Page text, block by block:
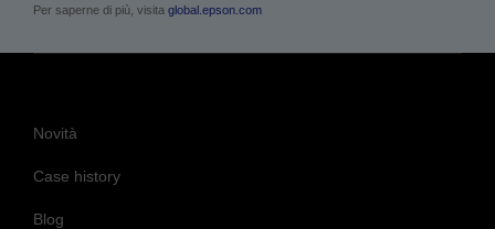
Per saperne di più, visita global.epson.com
Novità
Case history
Blog